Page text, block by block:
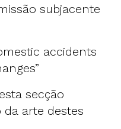
subjacente
accidents
secção
arte destes